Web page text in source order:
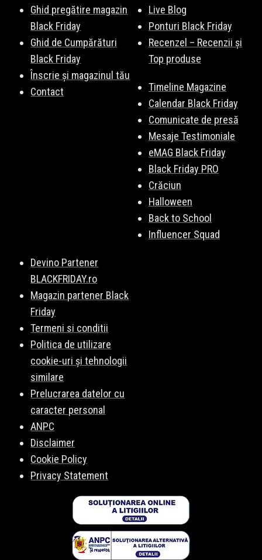
Ghid pregătire magazin
Black Friday
Ghid de Cumpărături
Black Friday
Înscrie și magazinul tău
Contact
Live Blog
Ponturi Black Friday
Recenzel – Recenzii și
Top produse
Timeline Magazine
Calendar Black Friday
Comunicate de presă
Mesaje Testimoniale
eMAG Black Friday
Black Friday PRO
Crăciun
Halloween
Back to School
Influencer Squad
Devino Partener
BLACKFRIDAY.ro
Magazin partener Black
Friday
Termeni si conditii
Politica de utilizare
cookie-uri și tehnologii
similare
Prelucrarea datelor cu
caracter personal
ANPC
Disclaimer
Cookie Policy
Privacy Statement